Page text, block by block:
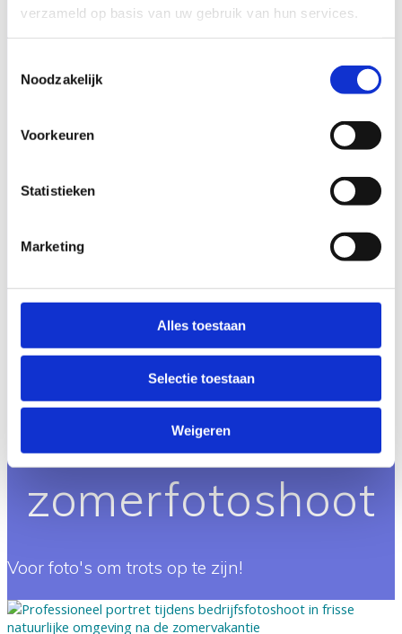
verzameld op basis van uw gebruik van hun services.
Noodzakelijk
Voorkeuren
Statistieken
Marketing
Alles toestaan
Selectie toestaan
Weigeren
Voor foto's om trots op te zijn!